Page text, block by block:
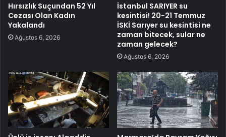
Hırsızlık Suçundan 52 Yıl
Cezası Olan Kadın
Yakalandı
Ağustos 6, 2026
İstanbul SARIYER su
kesintisi! 20-21 Temmuz
İSKİ Sarıyer su kesintisi ne
zaman bitecek, sular ne
zaman gelecek?
Ağustos 6, 2026